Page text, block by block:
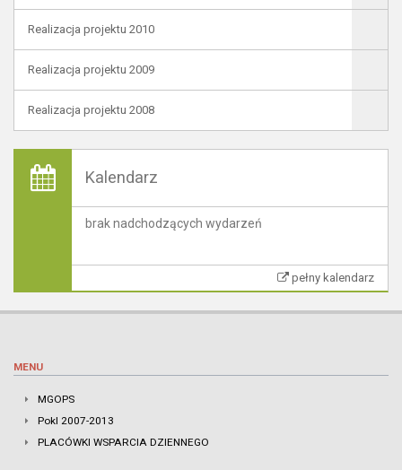
Realizacja projektu 2010
Realizacja projektu 2009
Realizacja projektu 2008
Kalendarz
brak nadchodzących wydarzeń
pełny kalendarz
MENU
MGOPS
Pokl 2007-2013
PLACÓWKI WSPARCIA DZIENNEGO